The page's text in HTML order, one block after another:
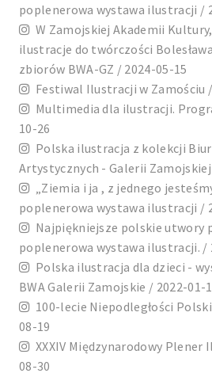
poplenerowa wystawa ilustracji /
W Zamojskiej Akademii
ilustracje do twórczości
zbiorów BWA-GZ / 2024-05-15
Festiwal Ilustracji w Zamościu
Multimedia dla ilustracji.
10-26
Polska ilustracja z kolekcji
Artystycznych - Galerii
„Ziemia i ja , z jednego
poplenerowa wystawa ilustracji /
Najpiękniejsze polskie utwory
poplenerowa wystawa ilustracji. /
Polska ilustracja dla dzieci -
BWA Galerii Zamojskie / 2022-01-
100-lecie Niepodległości
08-19
XXXIV Międzynarodowy
08-30